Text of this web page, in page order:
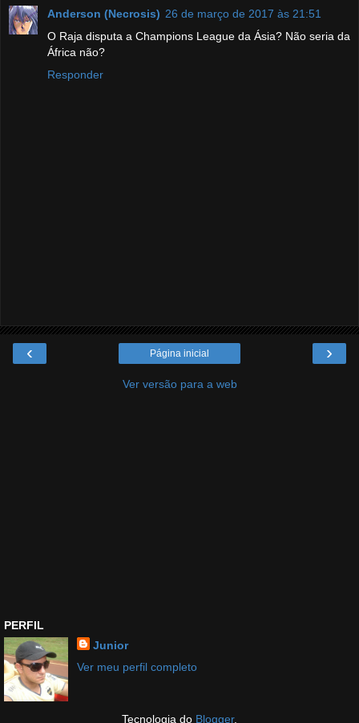
Anderson (Necrosis) 26 de março de 2017 às 21:51
O Raja disputa a Champions League da Ásia? Não seria da
África não?
Responder
‹ ›
Página inicial
Ver versão para a web
PERFIL
Junior
Ver meu perfil completo
Tecnologia do Blogger.